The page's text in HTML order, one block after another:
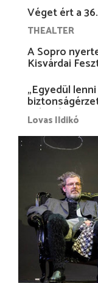
Véget ért a
THEALTER
A Sopro
Kisvárdai
„Egyedül
más nélkül is
Lovas Ildikó